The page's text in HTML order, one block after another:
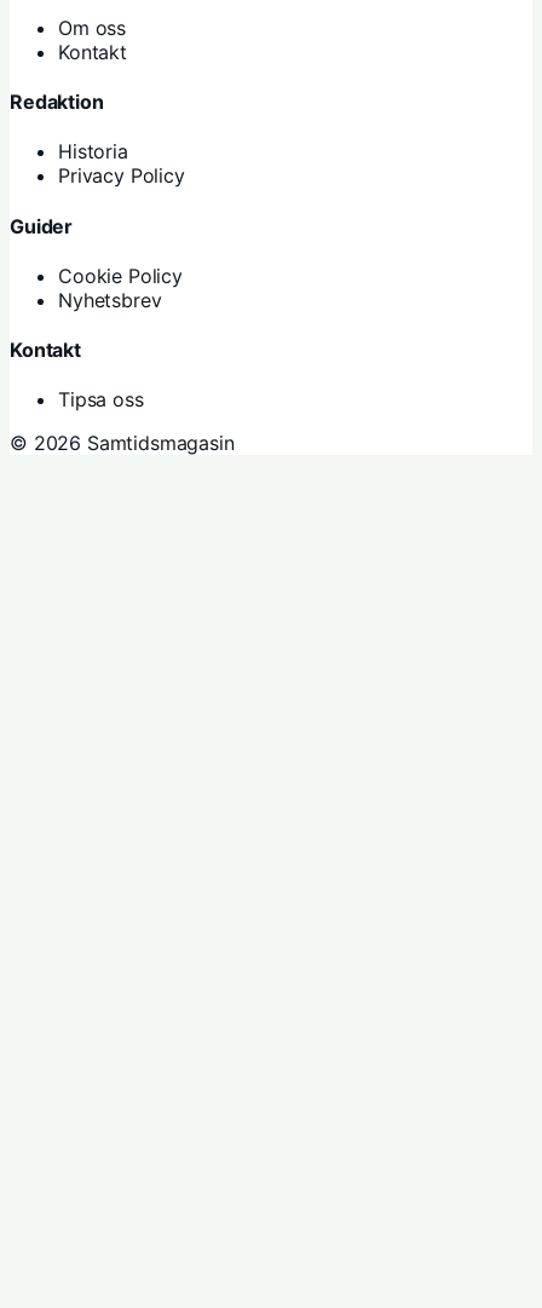
Om oss
Kontakt
Redaktion
Historia
Privacy Policy
Guider
Cookie Policy
Nyhetsbrev
Kontakt
Tipsa oss
© 2026 Samtidsmagasin